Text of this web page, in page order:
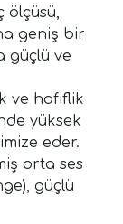
ölçüsü,
geniş bir
güçlü ve
ve hafiflik
yüksek
eder.
orta ses
güçlü